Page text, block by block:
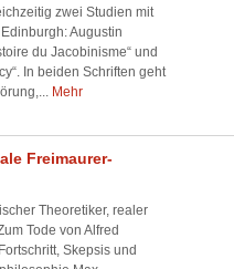
zwei Studien mit
Augustin
du Jacobinisme“ und
In beiden Schriften geht
Mehr
Freimaurer-
Theoretiker, realer
Tode von Alfred
Skepsis und